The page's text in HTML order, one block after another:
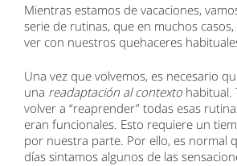
Mientras estamos de vacaciones,
serie de rutinas, que en muchos
ver con nuestros quehaceres
Una vez que volvemos, es necesario
una readaptación al contexto habitual.
volver a “reaprender” todas esas
eran funcionales. Esto requiere un
por nuestra parte. Por ello, es normal
días sintamos algunos de las